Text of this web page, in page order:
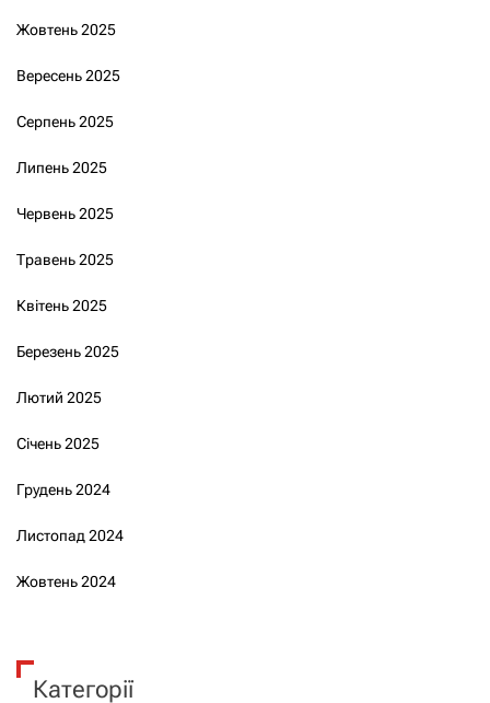
Жовтень 2025
Вересень 2025
Серпень 2025
Липень 2025
Червень 2025
Травень 2025
Квітень 2025
Березень 2025
Лютий 2025
Січень 2025
Грудень 2024
Листопад 2024
Жовтень 2024
Категорії